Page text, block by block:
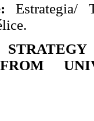
Estrategia/